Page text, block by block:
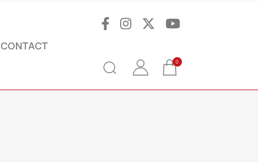
0
CONTACT